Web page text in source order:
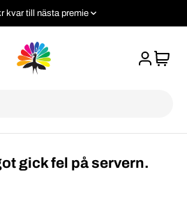
kvar till nästa premie
gick fel på servern.